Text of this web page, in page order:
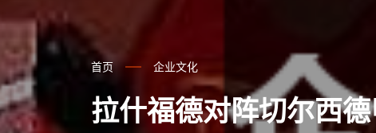
首页 企业文化
拉什福德对阵切尔西